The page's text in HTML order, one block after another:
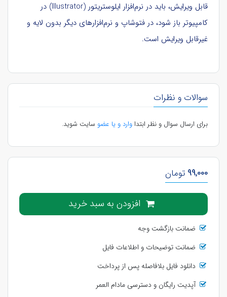
قابل ویرایش، باید در نرم‌افزار ایلوستریتور (Illustrator) در
کامپیوتر باز شود، در فتوشاپ و نرم‌افزارهای دیگر بدون لایه و
غیرقابل ویرایش است.
سوالات و نظرات
برای ارسال سوال و نظر ابتداوارد و یا عضو سایت شوید.
99,000 تومان
افزودن به سبد خرید
ضمانت بازگشت وجه
ضمانت توضیحات و اطلاعات فایل
دانلود فایل بلافاصله پس از پرداخت
آپدیت رایگان و دسترسی مادام العمر